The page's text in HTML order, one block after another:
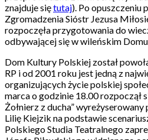
znajduje siętutaj). Po opuszczeniu
Zgromadzenia Sióstr Jezusa
rozpoczęła przygotowania do
odbywającej się w wileńskim
Dom Kultury Polskiej został
RP i od 2001 roku jest jedną z
organizujących życie polskiej
marca o godzinie 18.00 rozpoczął
Żołnierz z ducha”
Lilię Kiejzik na podstawie
Polskiego Studia Teatralnego